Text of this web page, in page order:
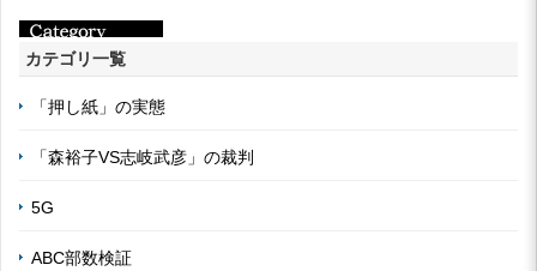
カテゴリ一覧
「押し紙」の実態
「森裕子VS志岐武彦」の裁判
5G
ABC部数検証